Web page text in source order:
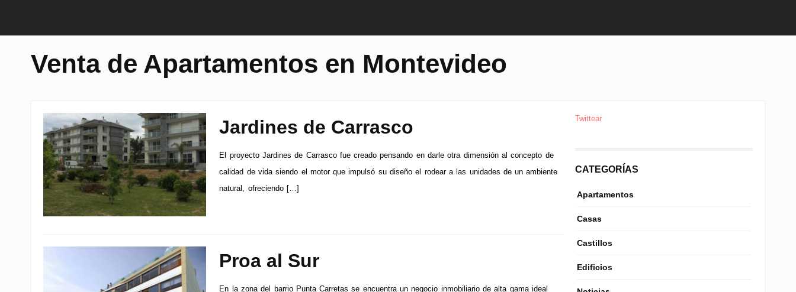
Venta de Apartamentos en Montevideo
Jardines de Carrasco
El proyecto Jardines de Carrasco fue creado pensando en darle otra dimensión al concepto de
calidad de vida siendo el motor que impulsó su diseño el rodear a las unidades de un ambiente
natural, ofreciendo […]
Proa al Sur
En la zona del barrio Punta Carretas se encuentra un negocio inmobiliario de alta gama ideal
Twittear
CATEGORÍAS
Apartamentos
Casas
Castillos
Edificios